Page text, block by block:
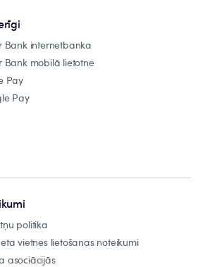
Bank internetbanka
Bank mobilā lietotne
Pay
Pay
politika
vietnes lietošanas noteikumi
asociācijās